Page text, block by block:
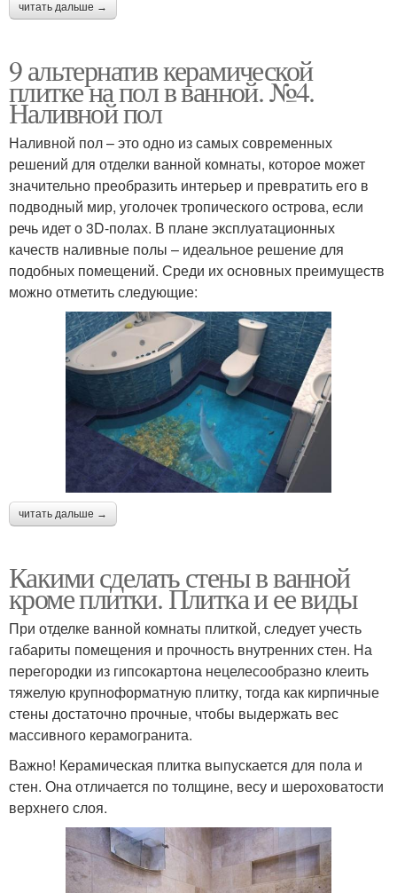
читать дальше →
9 альтернатив керамической
плитке на пол в ванной. №4.
Наливной пол
Наливной пол – это одно из самых современных
решений для отделки ванной комнаты, которое может
значительно преобразить интерьер и превратить его в
подводный мир, уголочек тропического острова, если
речь идет о 3D-полах. В плане эксплуатационных
качеств наливные полы – идеальное решение для
подобных помещений. Среди их основных преимуществ
можно отметить следующие:
читать дальше →
Какими сделать стены в ванной
кроме плитки. Плитка и ее виды
При отделке ванной комнаты плиткой, следует учесть
габариты помещения и прочность внутренних стен. На
перегородки из гипсокартона нецелесообразно клеить
тяжелую крупноформатную плитку, тогда как кирпичные
стены достаточно прочные, чтобы выдержать вес
массивного керамогранита.
Важно! Керамическая плитка выпускается для пола и
стен. Она отличается по толщине, весу и шероховатости
верхнего слоя.